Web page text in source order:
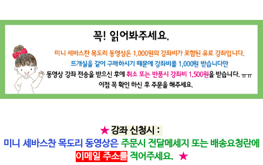
★ 강좌 신청시 :
미니 세바스찬 목도리 동영상은 주문시 전달메세지 또는 배송요청란에
이메일 주소를 적어주세요. ★